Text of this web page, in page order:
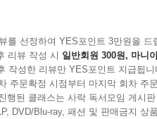
그리고 오후
길
를 선정하여 YES포인트 3만원을 드
리뷰 작성 시 일반회원 300원, 마니
작성한 리뷰만 YES포인트 지급됩니
주문확정 시점부터 마지막 회차 주
행된 클래스는 사락 독서모임 게시
DVD/Blu-ray, 패션 및 판매금지 상